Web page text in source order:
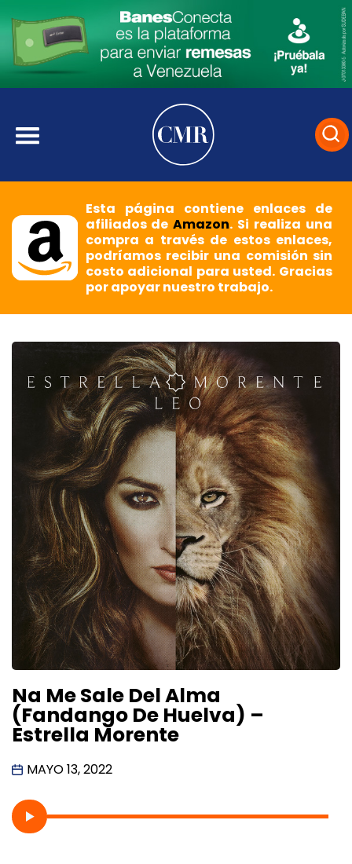
Esta página contiene enlaces de
afiliados deAmazon. Si realiza una
compra a través de estos enlaces,
podríamos recibir una comisión sin
costo adicional para usted. Gracias
por apoyar nuestro trabajo.
Na Me Sale Del Alma
(Fandango De Huelva) –
Estrella Morente
MAYO 13, 2022